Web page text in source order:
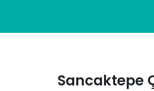
Sancaktepe